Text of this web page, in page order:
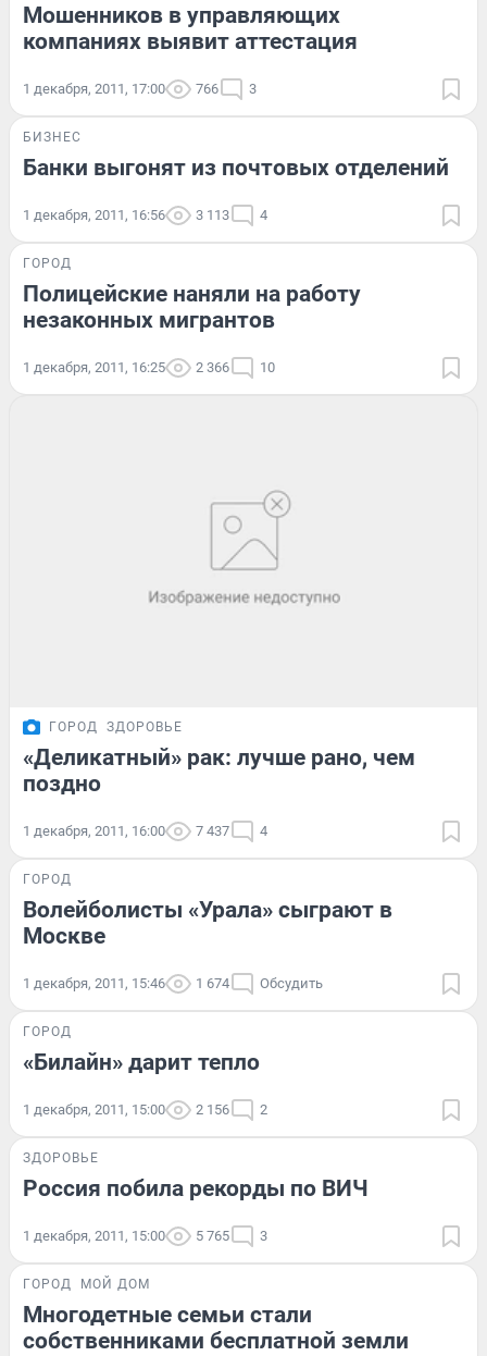
Мошенников в управляющих
компаниях выявит аттестация
1 декабря, 2011, 17:00 766 3
БИЗНЕС
Банки выгонят из почтовых отделений
1 декабря, 2011, 16:56 3 113 4
ГОРОД
Полицейские наняли на работу
незаконных мигрантов
1 декабря, 2011, 16:25 2 366 10
ГОРОД ЗДОРОВЬЕ
«Деликатный» рак: лучше рано, чем
поздно
1 декабря, 2011, 16:00 7 437 4
ГОРОД
Волейболисты «Урала» сыграют в
Москве
1 декабря, 2011, 15:46 1 674 Обсудить
ГОРОД
«Билайн» дарит тепло
1 декабря, 2011, 15:00 2 156 2
ЗДОРОВЬЕ
Россия побила рекорды по ВИЧ
1 декабря, 2011, 15:00 5 765 3
ГОРОД МОЙ ДОМ
Многодетные семьи стали
собственниками бесплатной земли